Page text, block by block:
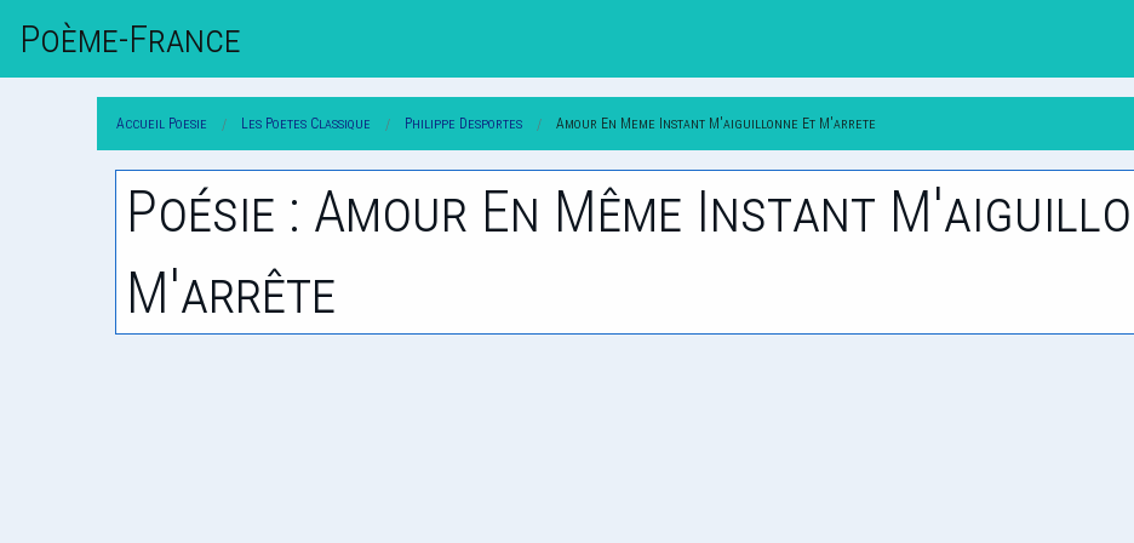
Poème-FrAnce
Accueil Poesie Les Poetes Classique Philippe Desportes Amour En Meme Instant M'aiguillonne Et M'arrete
Poésie : Amour En Même Instant
M'arrête